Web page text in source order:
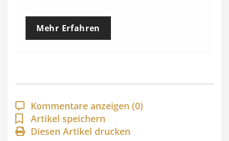
e
p
a
n
n
Mehr Erfahren
Kommentare anzeigen (0)
Artikel speichern
Diesen Artikel drucken